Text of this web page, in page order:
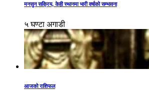
मनसुन सक्रिय, केही स्थानमा भारी वर्षाको सम्भावना
५ घण्टा अगाडी
आजको राशिफल